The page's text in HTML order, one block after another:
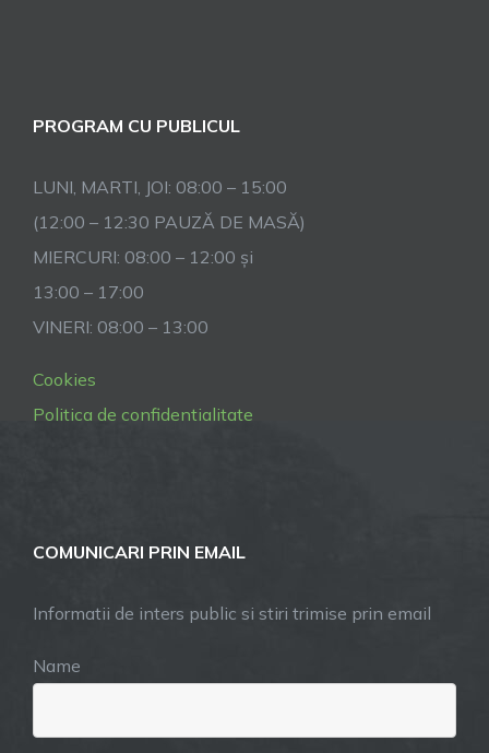
PROGRAM CU PUBLICUL
LUNI, MARTI, JOI: 08:00 – 15:00
(12:00 – 12:30 PAUZĂ DE MASĂ)
MIERCURI: 08:00 – 12:00 și
13:00 – 17:00
VINERI: 08:00 – 13:00
Cookies
Politica de confidentialitate
COMUNICARI PRIN EMAIL
Informatii de inters public si stiri trimise prin email
Name